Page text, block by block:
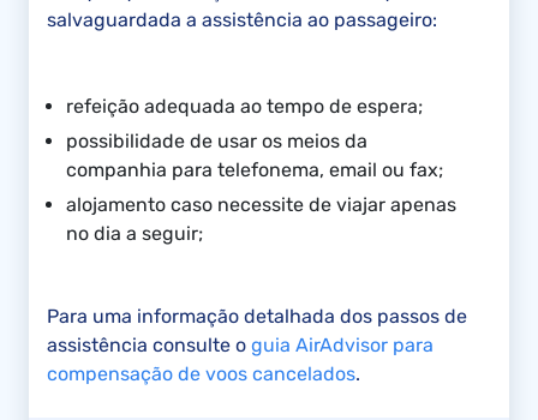
salvaguardada a assistência ao passageiro:
refeição adequada ao tempo de espera;
possibilidade de usar os meios da
companhia para telefonema, email ou fax;
alojamento caso necessite de viajar apenas
no dia a seguir;
Para uma informação detalhada dos passos de
assistência consulte o guia AirAdvisor para
compensação de voos cancelados.